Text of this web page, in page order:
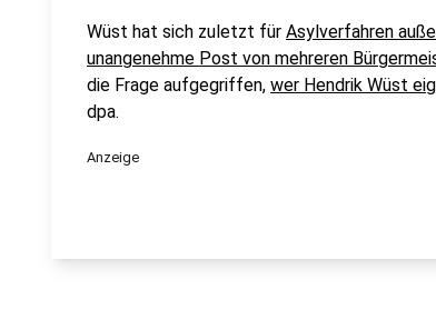
Wüst hat sich zuletzt für Asylverfahren
unangenehme Post von mehreren
die Frage aufgegriffen, wer Hendrik Wüst
dpa.
Anzeige